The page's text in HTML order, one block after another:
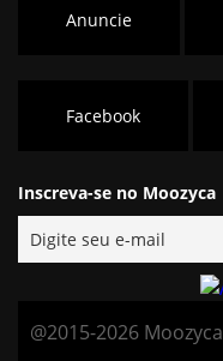
Anuncie
Facebook
Inscreva-se no Moozyca
@2015-2026 Moozyca